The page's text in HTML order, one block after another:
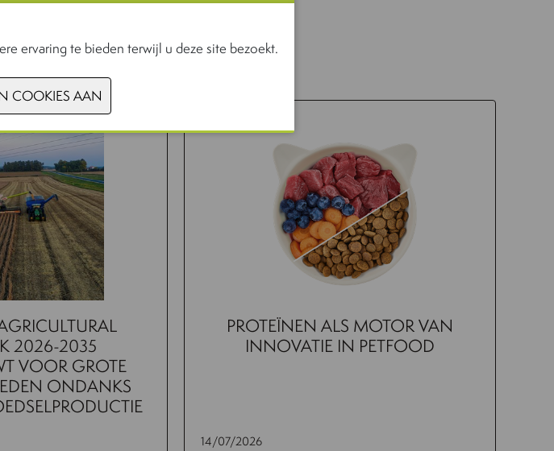
2026-2035
VOOR GROTE
ONDANKS
PROTEÏNEN ALS MOTOR VAN
INNOVATIE IN PETFOOD
14/07/2026
ervaring te bieden terwijl u deze site bezoekt.